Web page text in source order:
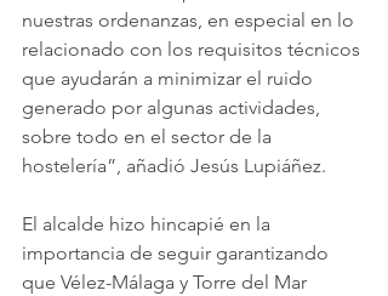
nuestras ordenanzas, en especial en lo
relacionado con los requisitos técnicos
que ayudarán a minimizar el ruido
generado por algunas actividades,
sobre todo en el sector de la
hostelería”, añadió Jesús Lupiáñez.
El alcalde hizo hincapié en la
importancia de seguir garantizando
que Vélez-Málaga y Torre del Mar